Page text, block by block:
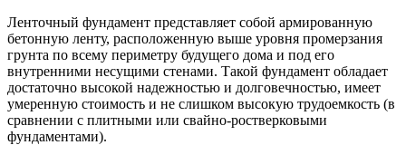
Ленточный фундамент представляет собой армированную
бетонную ленту, расположенную выше уровня промерзания
грунта по всему периметру будущего дома и под его
внутренними несущими стенами. Такой фундамент обладает
достаточно высокой надежностью и долговечностью, имеет
умеренную стоимость и не слишком высокую трудоемкость (в
сравнении с плитными или свайно-ростверковыми
фундаментами).